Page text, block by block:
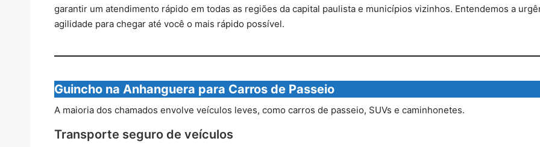
garantir um atendimento rápido em todas as regiões da capital paulista e municípios vizinhos. Entendemos a
agilidade para chegar até você o mais rápido possível.
Guincho na Anhanguera para Carros de Passeio
A maioria dos chamados envolve veículos leves, como carros de passeio, SUVs e caminhonetes.
Transporte seguro de veículos